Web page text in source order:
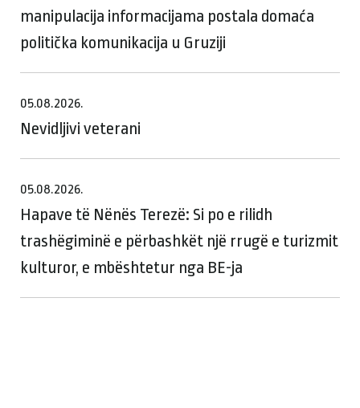
manipulacija informacijama postala domaća
politička komunikacija u Gruziji
05.08.2026.
Nevidljivi veterani
05.08.2026.
Hapave të Nënës Terezë: Si po e rilidh
trashëgiminë e përbashkët një rrugë e turizmit
kulturor, e mbështetur nga BE-ja